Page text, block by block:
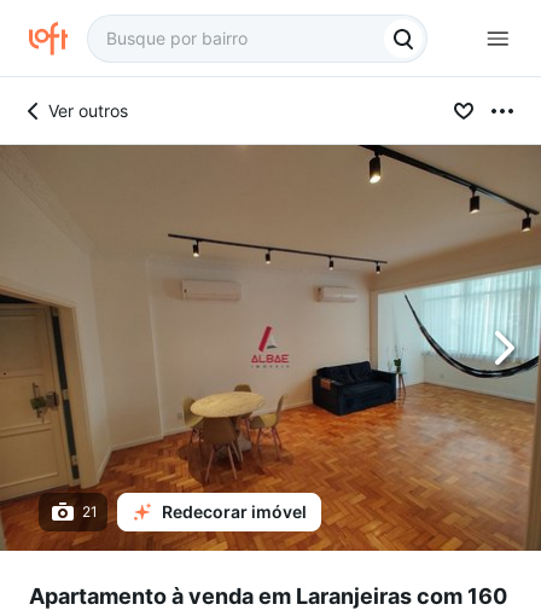
Ver outros
21 Redecorar imóvel
Apartamento à venda em Laranjeiras com 160